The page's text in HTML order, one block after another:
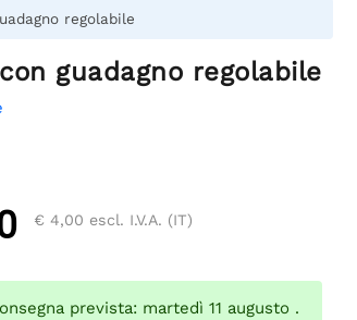
regolabile
guadagno regolabile
€ 4,00 escl. I.V.A. (IT)
prevista: martedì 11 augusto .